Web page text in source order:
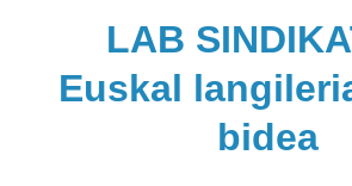
LAB
Euskal
bidea